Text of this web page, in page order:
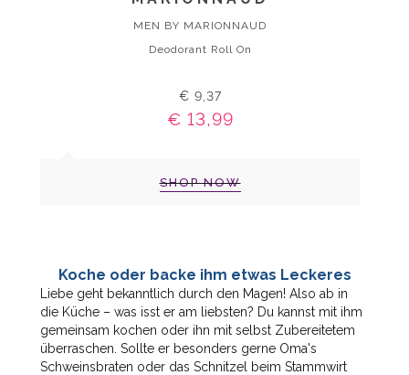
MEN BY MARIONNAUD
Deodorant Roll On
€ 9,37
€ 13,99
SHOP NOW
Koche oder backe ihm etwas Leckeres
Liebe geht bekanntlich durch den Magen! Also ab in
die Küche – was isst er am liebsten? Du kannst mit ihm
gemeinsam kochen oder ihn mit selbst Zubereitetem
überraschen. Sollte er besonders gerne Oma's
Schweinsbraten oder das Schnitzel beim Stammwirt